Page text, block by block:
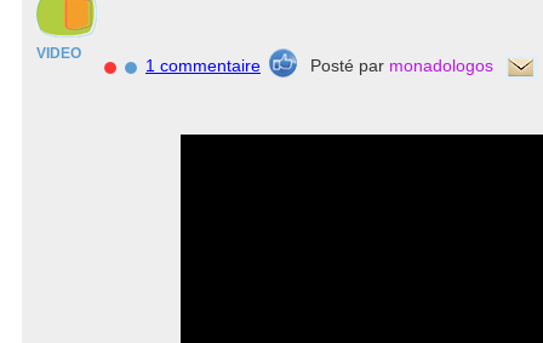
VIDEO
1 commentaire Posté par monadologos